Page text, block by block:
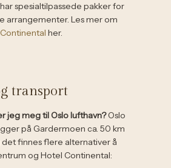
spesialtilpassede pakker for
arrangementer. Les mer om
her.
transport
jeg meg til Oslo lufthavn?Oslo
på Gardermoen ca. 50 km
finnes flere alternativer å
og Hotel Continental: